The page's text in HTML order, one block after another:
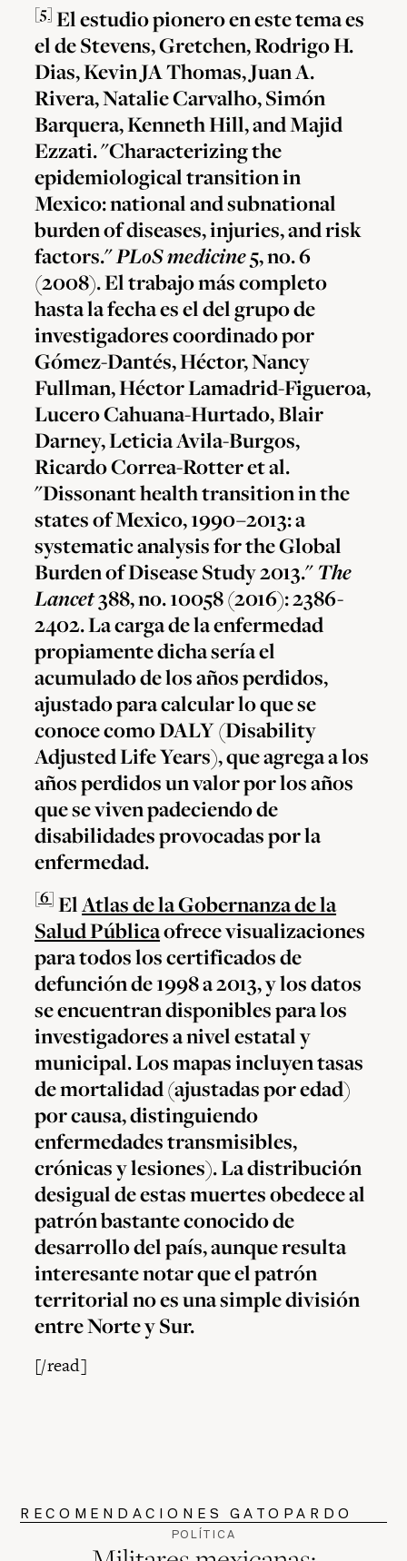
[5] El estudio pionero en este tema es
el de Stevens, Gretchen, Rodrigo H.
Dias, Kevin JA Thomas, Juan A.
Rivera, Natalie Carvalho, Simón
Barquera, Kenneth Hill, and Majid
Ezzati. "Characterizing the
epidemiological transition in
Mexico: national and subnational
burden of diseases, injuries, and risk
factors."PLoS medicine5, no. 6
(2008). El trabajo más completo
hasta la fecha es el del grupo de
investigadores coordinado por
Gómez-Dantés, Héctor, Nancy
Fullman, Héctor Lamadrid-Figueroa,
Lucero Cahuana-Hurtado, Blair
Darney, Leticia Avila-Burgos,
Ricardo Correa-Rotter et al.
"Dissonant health transition in the
states of Mexico, 1990–2013: a
systematic analysis for the Global
Burden of Disease Study 2013."The
Lancet388, no. 10058 (2016): 2386-
2402. La carga de la enfermedad
propiamente dicha sería el
acumulado de los años perdidos,
ajustado para calcular lo que se
conoce como DALY (Disability
Adjusted Life Years), que agrega a los
años perdidos un valor por los años
que se viven padeciendo de
disabilidades provocadas por la
enfermedad.
[6] ElAtlas de la Gobernanza de la
Salud Públicaofrece visualizaciones
para todos los certificados de
defunción de 1998 a 2013, y los datos
se encuentran disponibles para los
investigadores a nivel estatal y
municipal. Los mapas incluyen tasas
de mortalidad (ajustadas por edad)
por causa, distinguiendo
enfermedades transmisibles,
crónicas y lesiones). La distribución
desigual de estas muertes obedece al
patrón bastante conocido de
desarrollo del país, aunque resulta
interesante notar que el patrón
territorial no es una simple división
entre Norte y Sur.
[/read]
RECOMENDACIONES GATOPARDO
POLÍTICA